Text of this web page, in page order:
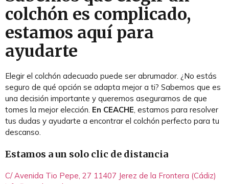
colchón es complicado,
estamos aquí para
ayudarte
Elegir el colchón adecuado puede ser abrumador. ¿No estás
seguro de qué opción se adapta mejor a ti? Sabemos que es
una decisión importante y queremos asegurarnos de que
tomes la mejor elección. En CEACHE , estamos para resolver
tus dudas y ayudarte a encontrar el colchón perfecto para tu
descanso.
Estamos a un solo clic de distancia
C/ Avenida Tio Pepe, 27 11407 Jerez de la Frontera (Cádiz)